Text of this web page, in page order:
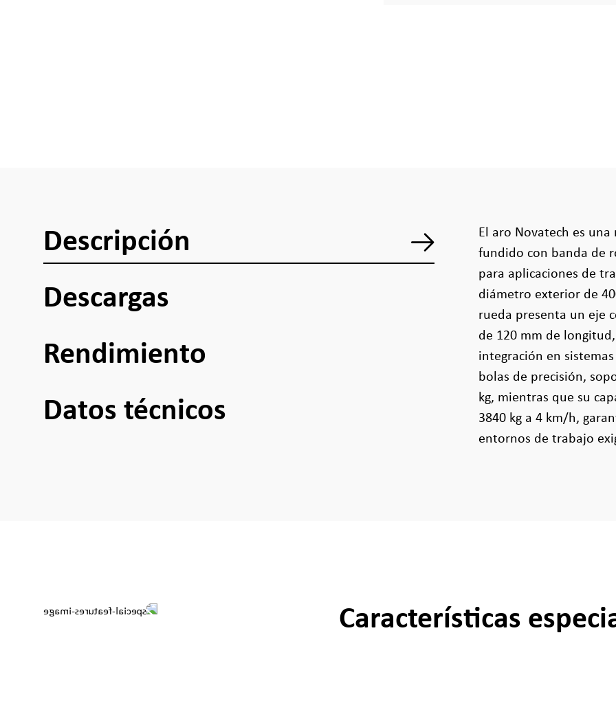
Descripción
Descargas
Rendimiento
Datos técnicos
El aro Novatech es
fundido con banda de
para aplicaciones de
diámetro exterior de
rueda presenta un eje
de 120 mm de
integración en
bolas de precisión,
kg, mientras que su
3840 kg a 4 km/h,
entornos de trabajo
Características